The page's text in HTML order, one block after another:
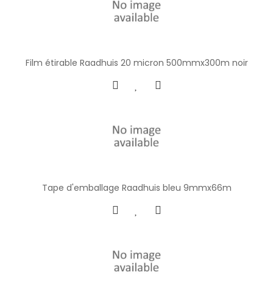
Film étirable Raadhuis 20 micron 500mmx300m noir
Tape d'emballage Raadhuis bleu 9mmx66m